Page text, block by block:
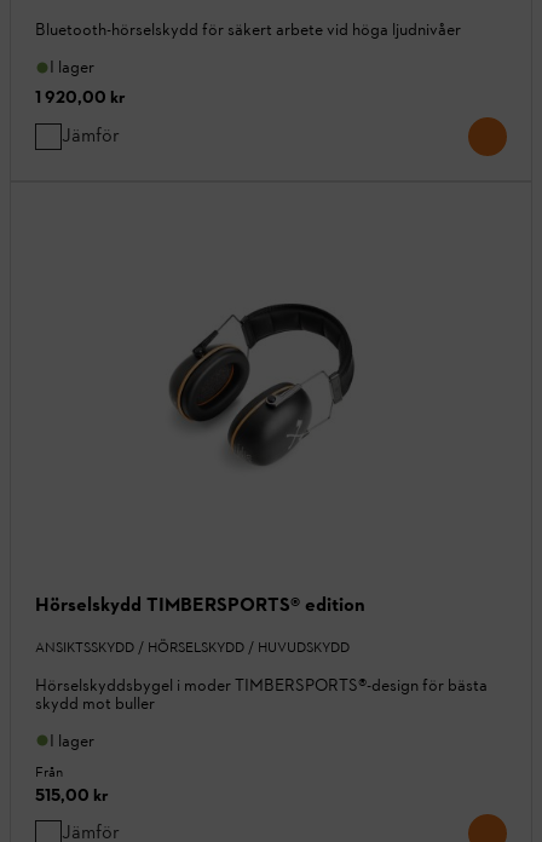
Bluetooth-hörselskydd för säkert arbete vid höga ljudnivåer
I lager
1 920,00 kr
Jämför
Hörselskydd TIMBERSPORTS® edition
ANSIKTSSKYDD / HÖRSELSKYDD / HUVUDSKYDD
Hörselskyddsbygel i moder TIMBERSPORTS®-design för bästa
skydd mot buller
I lager
Från
515,00 kr
Jämför